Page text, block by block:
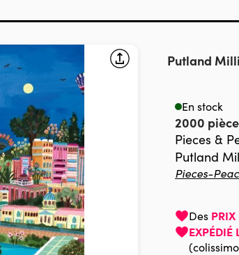
Putland
En stock
2000
Pieces &
Putland
Pieces-
Des PRIX
EXPÉDIÉ